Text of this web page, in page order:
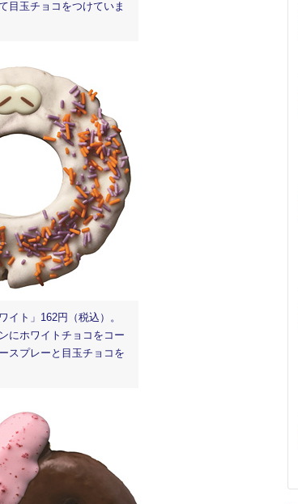
目玉チョコをつけていま
イト」162円（税込）。
にホワイトチョコをコー
スプレーと目玉チョコを